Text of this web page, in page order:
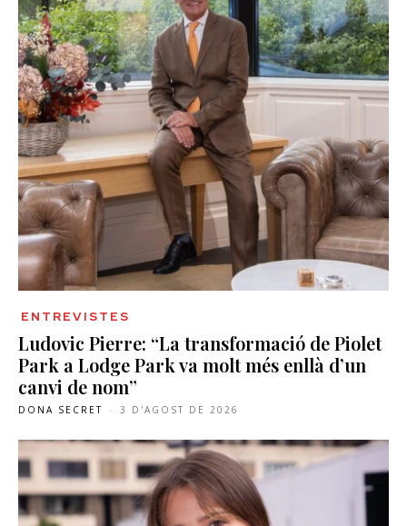
ENTREVISTES
Ludovic Pierre: “La transformació de Piolet
Park a Lodge Park va molt més enllà d’un
canvi de nom”
DONA SECRET - 3 D'AGOST DE 2026